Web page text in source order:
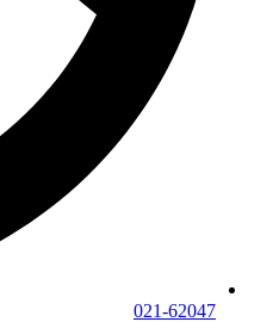
021-62047